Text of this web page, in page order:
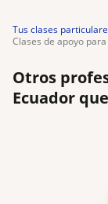
Tus clases
clases de apoyo
Otros
Ecuador